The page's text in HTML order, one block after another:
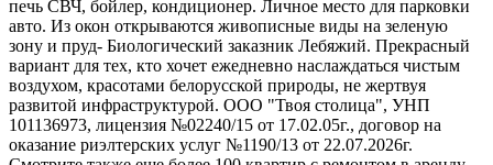
печь СВЧ, бойлер, кондиционер. Личное место для парковки
авто. Из окон открываются живописные виды на зеленую
зону и пруд- Биологический заказник Лебяжий. Прекрасный
вариант для тех, кто хочет ежедневно наслаждаться чистым
воздухом, красотами белорусской природы, не жертвуя
развитой инфраструктурой. ООО "Твоя столица", УНП
101136973, лицензия №02240/15 от 17.02.05г., договор на
оказание риэлтерских услуг №1190/13 от 22.07.2026г.